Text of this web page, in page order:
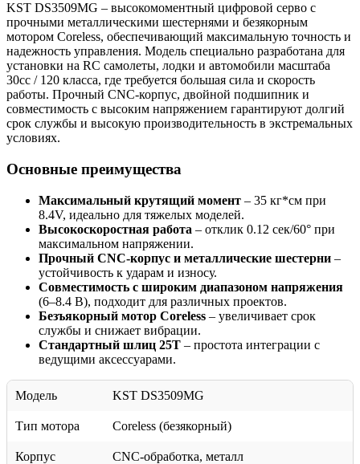
KST DS3509MG – высокомоментный цифровой серво с
прочными металлическими шестернями и безякорным
мотором Coreless, обеспечивающий максимальную точность и
надежность управления. Модель специально разработана для
установки на RC самолеты, лодки и автомобили масштаба
30cc / 120 класса, где требуется большая сила и скорость
работы. Прочный CNC-корпус, двойной подшипник и
совместимость с высоким напряжением гарантируют долгий
срок службы и высокую производительность в экстремальных
условиях.
Основные преимущества
Максимальный крутящий момент – 35 кг*см при
8.4V, идеально для тяжелых моделей.
Высокоскоростная работа – отклик 0.12 сек/60° при
максимальном напряжении.
Прочный CNC-корпус и металлические шестерни –
устойчивость к ударам и износу.
Совместимость с широким диапазоном напряжения
(6–8.4 В), подходит для различных проектов.
Безъякорный мотор Coreless – увеличивает срок
службы и снижает вибрации.
Стандартный шлиц 25T – простота интеграции с
ведущими аксессуарами.
Модель KST DS3509MG
Тип мотора Coreless (безякорный)
Корпус CNC-обработка, металл